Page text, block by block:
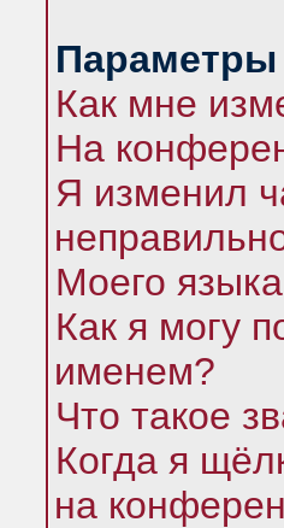
Параметры
Как мне
На
Я изменил
Моего
Как я могу
именем?
Что такое
Когда я
на